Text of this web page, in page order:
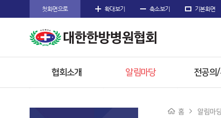
첫화면으로 확대보기 축소보기 기본화면
협회소개
인사말
알림마당
공지사항
전공의
공지
홈 알림마